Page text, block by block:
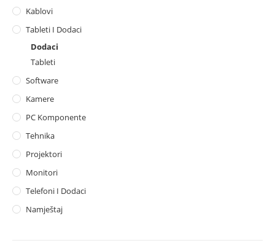
Kablovi
Tableti I Dodaci
Dodaci
Tableti
Software
Kamere
PC Komponente
Tehnika
Projektori
Monitori
Telefoni I Dodaci
Namještaj